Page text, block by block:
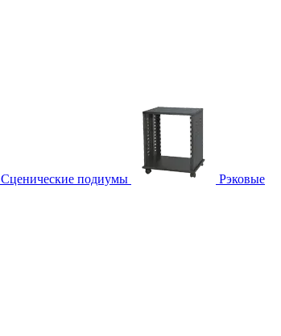
Сценические подиумы Рэковые